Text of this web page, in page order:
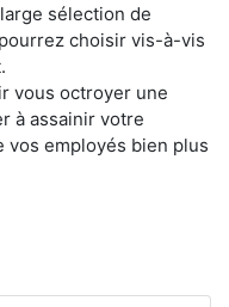
sélection de
choisir vis-à-vis
vous octroyer une
à assainir votre
employés bien plus